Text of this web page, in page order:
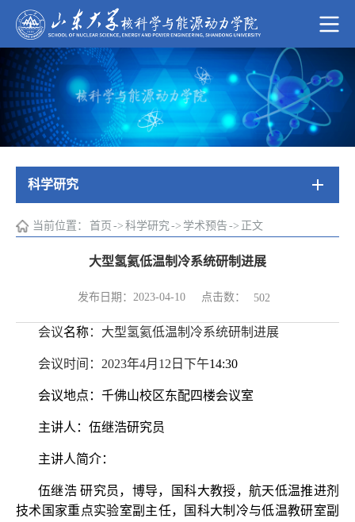
科学研究
当前位置： 首页 -> 科学研究-> 学术预告 -> 正文
大型氢氦低温制冷系统研制进展
发布日期：2023-04-10 点击数： 502
会议名称： 大型氢氦低温制冷系统研制进展
会议时间 ：2023年4月12日下午14:30
会议地点 ： 千佛山校区东配四楼会议室
主讲人： 伍继浩研究员
主讲人简介：
伍继浩 研究员，博导，国科大教授，航天低温推进剂
技术国家重点实验室副主任，国科大制冷与低温教研室副